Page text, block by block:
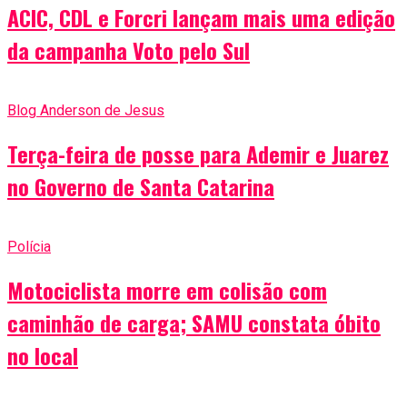
ACIC, CDL e Forcri lançam mais uma edição
da campanha Voto pelo Sul
Blog Anderson de Jesus
Terça-feira de posse para Ademir e Juarez
no Governo de Santa Catarina
Polícia
Motociclista morre em colisão com
caminhão de carga; SAMU constata óbito
no local